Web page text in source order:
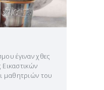
έγιναν χθες
Εικαστικών
μαθητριών του